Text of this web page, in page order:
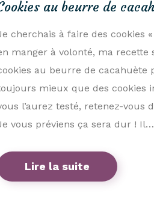
au beurre de
cherchais à faire des cookies
manger à volonté, ma recette
au beurre de cacahuète
mieux que des cookies
l’aurez testé, retenez-vous
vous préviens ça sera dur ! Il…
Lire la suite